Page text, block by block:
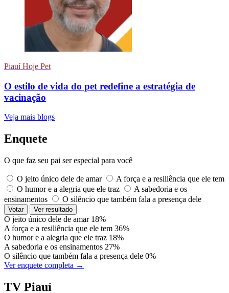
Piauí Hoje Pet
O estilo de vida do pet redefine a estratégia de
vacinação
Veja mais blogs
Enquete
O que faz seu pai ser especial para você
O jeito único dele de amar
A força e a resiliência que ele tem
O humor e a alegria que ele traz
A sabedoria e os
ensinamentos
O silêncio que também fala a presença dele
Votar Ver resultado
O jeito único dele de amar 18%
A força e a resiliência que ele tem 36%
O humor e a alegria que ele traz 18%
A sabedoria e os ensinamentos 27%
O silêncio que também fala a presença dele 0%
Ver enquete completa →
TV Piauí